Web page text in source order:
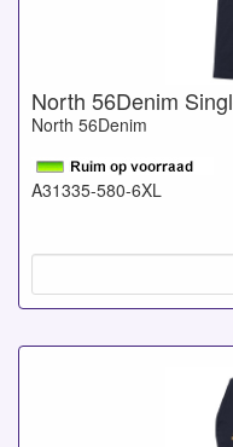
North 56Denim
North 56Denim
A31335-580-6XL